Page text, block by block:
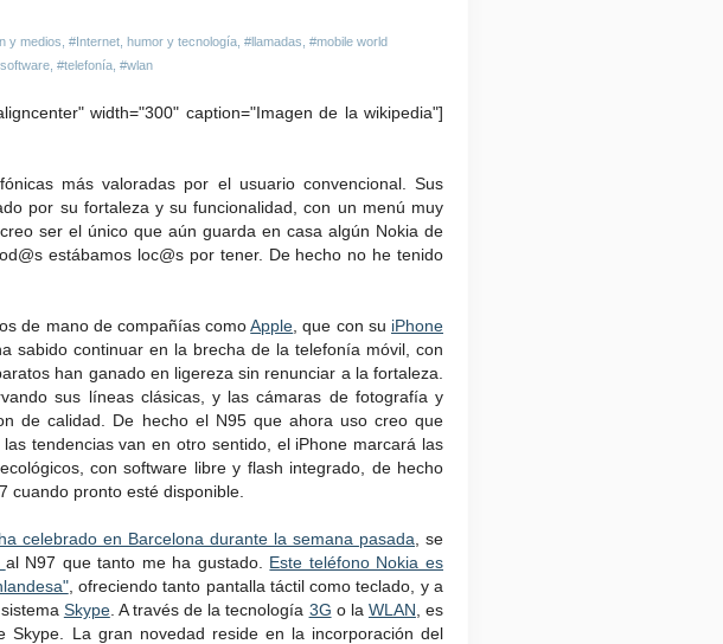
y medios #Internet, humor y tecnología #llamadas #mobile world
#telefonía #wlan
width="300" caption="Imagen de la wikipedia"]
más valoradas por el usuario convencional. Sus
por su fortaleza y su funcionalidad, con un menú muy
ser el único que aún guarda en casa algún Nokia de
estábamos loc@s por tener. De hecho no he tenido
de mano de compañías comoApple , que con su iPhone
sabido continuar en la brecha de la telefonía móvil, con
han ganado en ligereza sin renunciar a la fortaleza.
sus líneas clásicas, y las cámaras de fotografía y
de calidad. De hecho el N95 que ahora uso creo que
tendencias van en otro sentido, el iPhone marcará las
con software libre y flash integrado, de hecho
cuando pronto esté disponible.
celebrado en Barcelona durante la semana pasada , se
al N97 que tanto me ha gustado. Este teléfono Nokia es
, ofreciendo tanto pantalla táctil como teclado, y a
Skype. A través de la tecnología 3G o la WLAN , es
Skype. La gran novedad reside en la incorporación del